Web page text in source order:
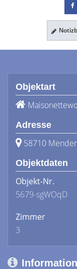
Objektart
Adresse
58710
Objektdaten
Objekt-Nr.
5679-sgWOqD
Zimmer
3